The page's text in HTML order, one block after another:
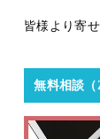
皆様より寄
無料相談